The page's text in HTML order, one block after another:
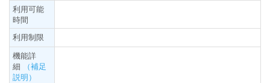
利用可能
時間
利用制限
機能詳
細
（補足
説明）